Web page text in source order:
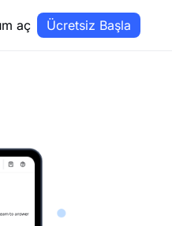
aç Ücretsiz Başla